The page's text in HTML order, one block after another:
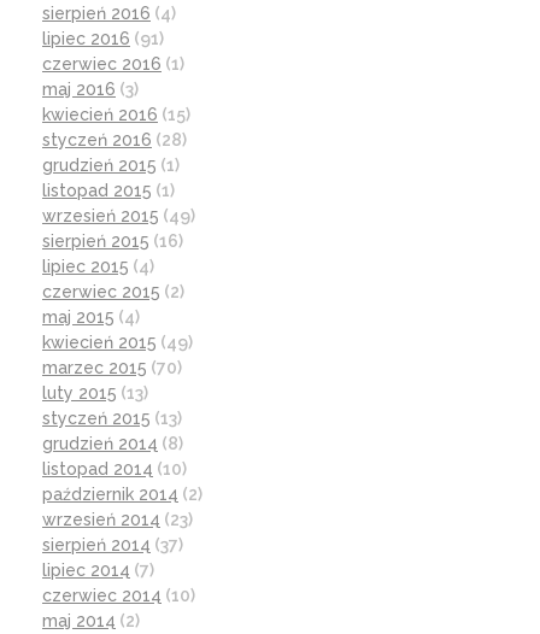
sierpień 2016 (4)
lipiec 2016 (91)
czerwiec 2016 (1)
maj 2016 (3)
kwiecień 2016 (15)
styczeń 2016 (28)
grudzień 2015 (1)
listopad 2015 (1)
wrzesień 2015 (49)
sierpień 2015 (16)
lipiec 2015 (4)
czerwiec 2015 (2)
maj 2015 (4)
kwiecień 2015 (49)
marzec 2015 (70)
luty 2015 (13)
styczeń 2015 (13)
grudzień 2014 (8)
listopad 2014 (10)
październik 2014 (2)
wrzesień 2014 (23)
sierpień 2014 (37)
lipiec 2014 (7)
czerwiec 2014 (10)
maj 2014 (2)